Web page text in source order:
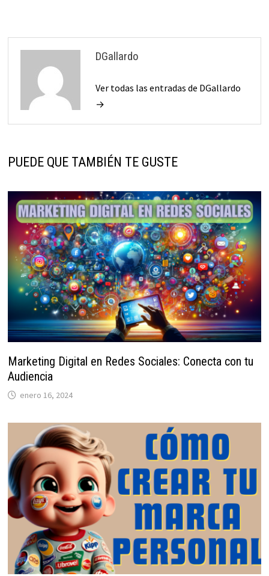
DGallardo
Ver todas las entradas de DGallardo
→
PUEDE QUE TAMBIÉN TE GUSTE
Marketing Digital en Redes Sociales: Conecta con tu
Audiencia
enero 16, 2024